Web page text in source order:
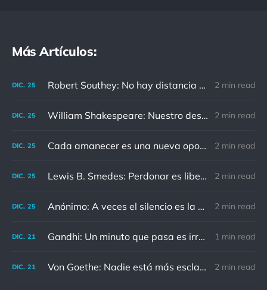
Más Artículos:
DIC. 25 Robert Southey: No hay distancia o tiempo que pueda disminuir la amistad de aquellos que están completamente convencidos del valor del otro 2 min read
DIC. 25 William Shakespeare: Nuestro destino está en las estrellas, así que levantemos nuestros ojos al cielo 2 min read
DIC. 25 Cada amanecer es una nueva oportunidad 2 min read
DIC. 25 Lewis B. Smedes: Perdonar es liberar a un prisionero y descubrir que el prisionero eras tú 2 min read
DIC. 25 Anónimo: A veces el silencio es la mejor respuesta 2 min read
DIC. 21 Gandhi: Un minuto que pasa es irrecuperable. Conociendo esto, ¿cómo podemos malgastar tantas horas? 1 min read
DIC. 21 Von Goethe: Nadie está más esclavizado que aquellos que falsamente creen que son libres. 2 min read